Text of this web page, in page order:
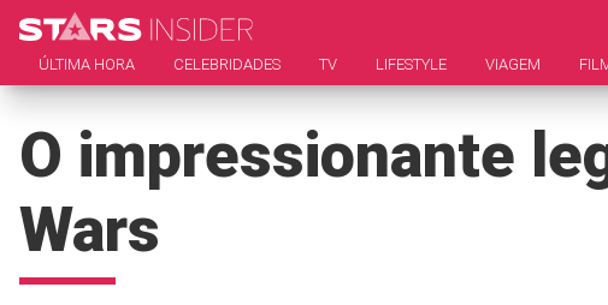
ÚLTIMA HORA CELEBRIDADES TV LIFESTYLE VIAGEM
O impressionante
Wars